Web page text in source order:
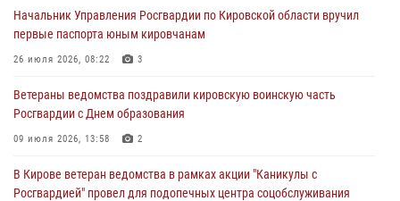
поддельной купюры
04 августа 2026, 09:30
03 августа 2026, 09:01
В Кирове росгвардейцы и ветераны ведомства приняли участие в
03 августа 2026, 08:45
Начальник Управления Росгвардии по Кировской области вручил
первые паспорта юным кировчанам
26 июля 2026, 08:22 3
Ветераны ведомства поздравили кировскую воинскую часть
Росгвардии с Днем образования
09 июля 2026, 13:58 2
В Кирове ветеран ведомства в рамках акции "Каникулы с
Росгвардией" провел для подопечных центра соцобслуживания